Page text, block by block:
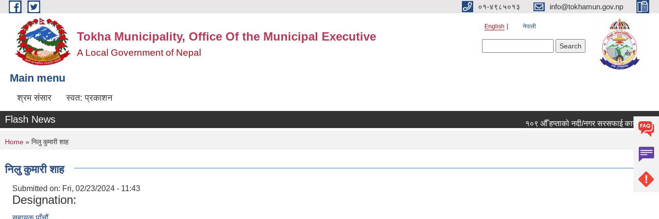
Skip to main content ०१-४९८५०१३ info@tokhamun.gov.np
Tokha Municipality, Office Of the Municipal Executive
A Local Government of Nepal
English नेपाली
Main menu
श्रम संसार स्वत: प्रकाशन
Flash News १०९ औँ हप्ताको नदी/नगर सरसफाई कार्यक्रममा
You are here
Home » निलु कुमारी शाह
निलु कुमारी शाह
Submitted on: Fri, 02/23/2024 - 11:43
Designation: